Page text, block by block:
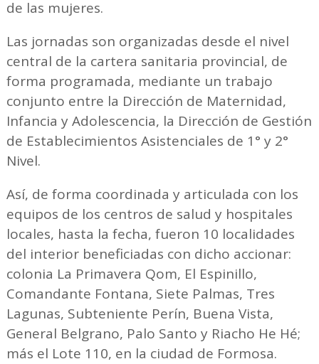
de las mujeres.
Las jornadas son organizadas desde el nivel
central de la cartera sanitaria provincial, de
forma programada, mediante un trabajo
conjunto entre la Dirección de Maternidad,
Infancia y Adolescencia, la Dirección de Gestión
de Establecimientos Asistenciales de 1° y 2°
Nivel.
Así, de forma coordinada y articulada con los
equipos de los centros de salud y hospitales
locales, hasta la fecha, fueron 10 localidades
del interior beneficiadas con dicho accionar:
colonia La Primavera Qom, El Espinillo,
Comandante Fontana, Siete Palmas, Tres
Lagunas, Subteniente Perín, Buena Vista,
General Belgrano, Palo Santo y Riacho He Hé;
más el Lote 110, en la ciudad de Formosa.